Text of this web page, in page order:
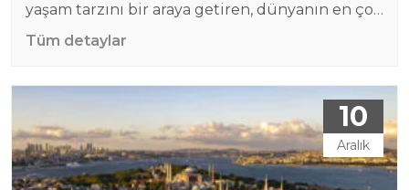
yaşam tarzını bir araya getiren, dünyanın en çok
ziyaret edilen şehirlerinden biridir. Bu
metropolde tatil planı yaparken, konaklama
bütçenizi doğrudan etkiler. İstanbul günlük
apart hizmeti sunan pansiyonlar, kısa süreli veya
uzun süreli konaklama ihtiyaçlarınıza göre size
özel çözümler sunar. Özellikle Gökçe Pansiyon
gibi…
Tüm detaylar
10
Aralık